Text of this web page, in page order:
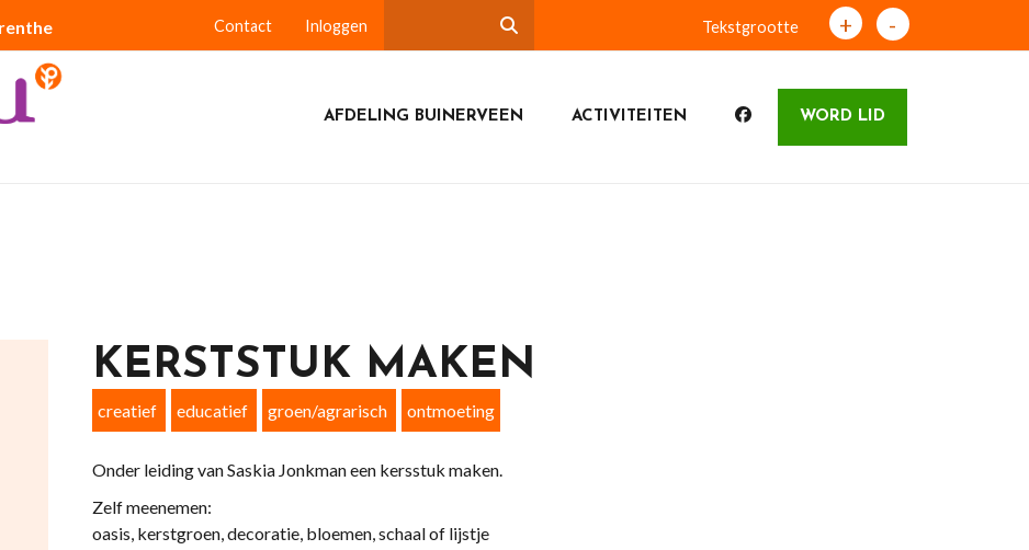
Contact Inloggen Tekstgrootte + -
AFDELING BUINERVEEN ACTIVITEITEN WORD LID
KERSTSTUK MAKEN
creatief educatief groen/agrarisch ontmoeting
Onder leiding van Saskia Jonkman een kersstuk maken.
Zelf meenemen:
oasis, kerstgroen, decoratie, bloemen, schaal of lijstje